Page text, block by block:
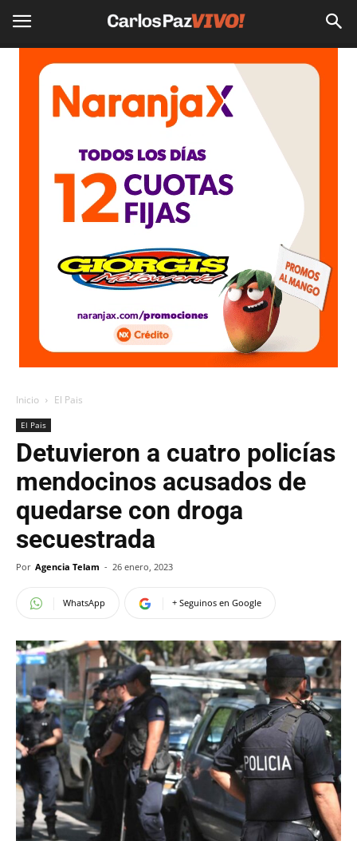
Inicio El Pais
El Pais
Detuvieron a cuatro policías
mendocinos acusados de
quedarse con droga
secuestrada
Por Agencia Telam - 26 enero, 2023
WhatsApp + Seguinos en Google